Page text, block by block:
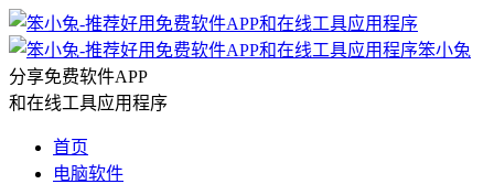
笨小兔
分享免费软件APP
和在线工具应用程序
首页
电脑软件